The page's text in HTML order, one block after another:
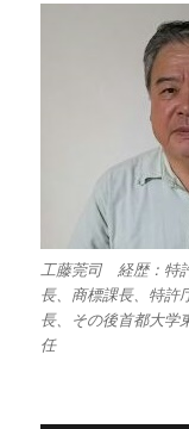
工藤莞司 経歴：特
長、商標課長、特許
長、その後首都大学
任